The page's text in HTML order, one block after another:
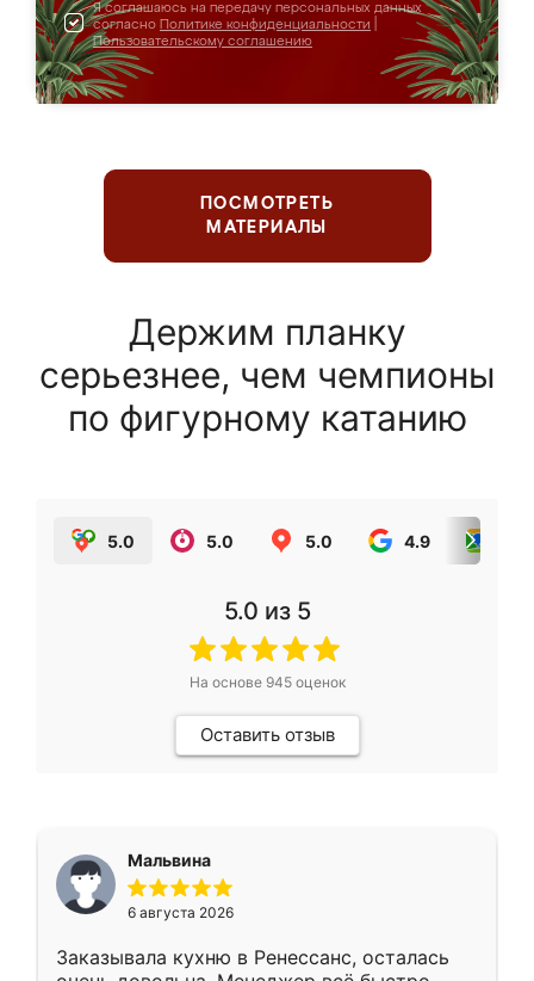
Я соглашаюсь на передачу персональных данных
согласно Политике конфиденциальности
Пользовательскому соглашению
ПОСМОТРЕТЬ
МАТЕРИАЛЫ
Держим планку
серьезнее, чем чемпионы
по фигурному катанию
5.0 5.0 5.0 4.9
5.0 из 5
На основе 945оценок
Оставить отзыв
Мальвина
6 августа 2026
Заказывала кухню в Ренессанс, осталась